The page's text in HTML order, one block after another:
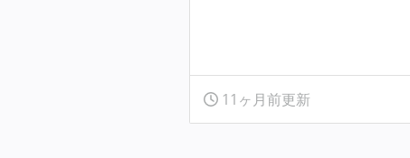
11ヶ月前更新